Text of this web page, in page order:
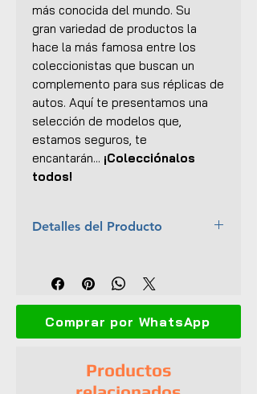
más conocida del mundo. Su
gran variedad de productos la
hace la más famosa entre los
coleccionistas que buscan un
complemento para sus réplicas de
autos. Aquí te presentamos una
selección de modelos que,
estamos seguros, te
encantarán... ¡Colecciónalos
todos!
Detalles del Producto
Colección:
The Western Style
Material:Resina
Dimensiones (L x An x Al):3.8 x
3.5 x 8 cm
610877382064
Comprar por WhatsApp
Productos